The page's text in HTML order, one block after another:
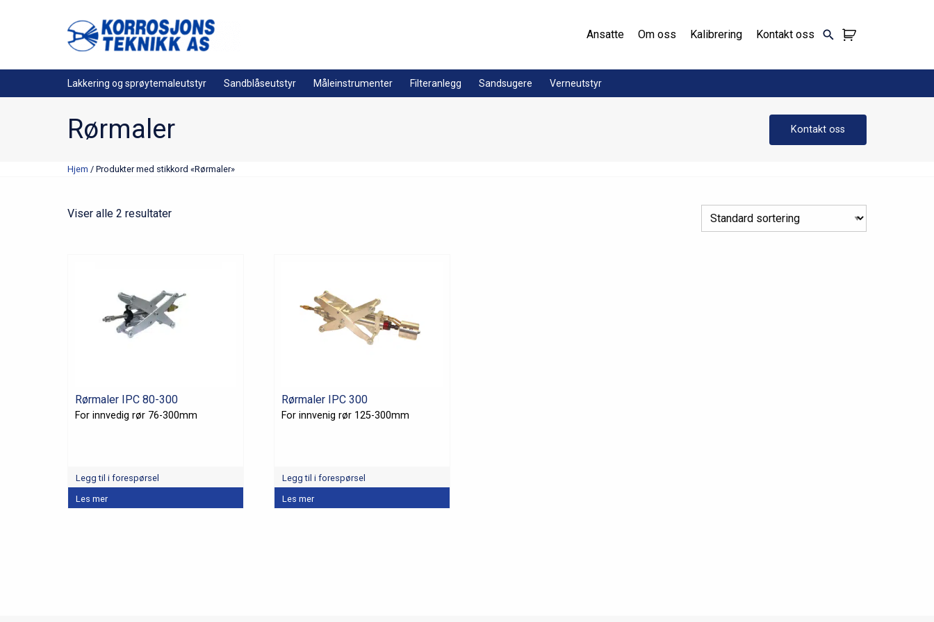
Ansatte Om oss Kalibrering Kontakt oss
Lakkering og sprøytemaleutstyr Sandblåseutstyr Måleinstrumenter Filteranlegg Sandsugere Verneutstyr
Rørmaler Kontakt oss
Hjem / Produkter med stikkord «Rørmaler»
Viser alle 2 resultater
Rørmaler IPC 80-300
For innvedig rør 76-300mm
Legg til i forespørsel
Les mer
Rørmaler IPC 300
For innvenig rør 125-300mm
Legg til i forespørsel
Les mer